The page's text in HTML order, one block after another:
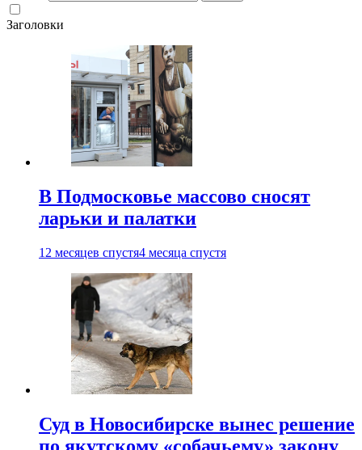
Заголовки
В Подмосковье массово сносят
ларьки и палатки
12 месяцев спустя4 месяца спустя
Суд в Новосибирске вынес решение
по якутскому «собачьему» закону